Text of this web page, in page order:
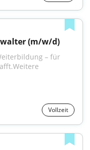
(m/w/d)
– für
Vollzeit